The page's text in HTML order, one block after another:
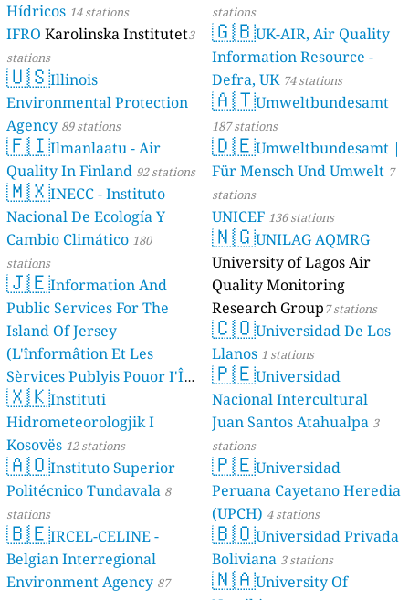
Hídricos 14 stations
IFRO Karolinska Institutet3
stations
🇺🇸Illinois
Environmental Protection
Agency 89 stations
🇫🇮Ilmanlaatu - Air
Quality In Finland 92 stations
🇲🇽INECC - Instituto
Nacional De Ecología Y
Cambio Climático 180
stations
🇯🇪Information And
Public Services For The
Island Of Jersey
(L'înformâtion Et Les
Sèrvices Publyis Pouor I'Île
Dé Jèrri) 2 stations
🇽🇰Instituti
Hidrometeorologjik I
Kosovës 12 stations
🇦🇴Instituto Superior
Politécnico Tundavala 8
stations
🇧🇪IRCEL-CELINE -
Belgian Interregional
Environment Agency 87
stations
🇬🇧UK-AIR, Air Quality
Information Resource -
Defra, UK 74 stations
🇦🇹Umweltbundesamt
187 stations
🇩🇪Umweltbundesamt |
Für Mensch Und Umwelt 7
stations
UNICEF 136 stations
🇳🇬UNILAG AQMRG
University of Lagos Air
Quality Monitoring
Research Group7 stations
🇨🇴Universidad De Los
Llanos 1 stations
🇵🇪Universidad
Nacional Intercultural
Juan Santos Atahualpa 3
stations
🇵🇪Universidad
Peruana Cayetano Heredia
(UPCH) 4 stations
🇧🇴Universidad Privada
Boliviana 3 stations
🇳🇦University Of